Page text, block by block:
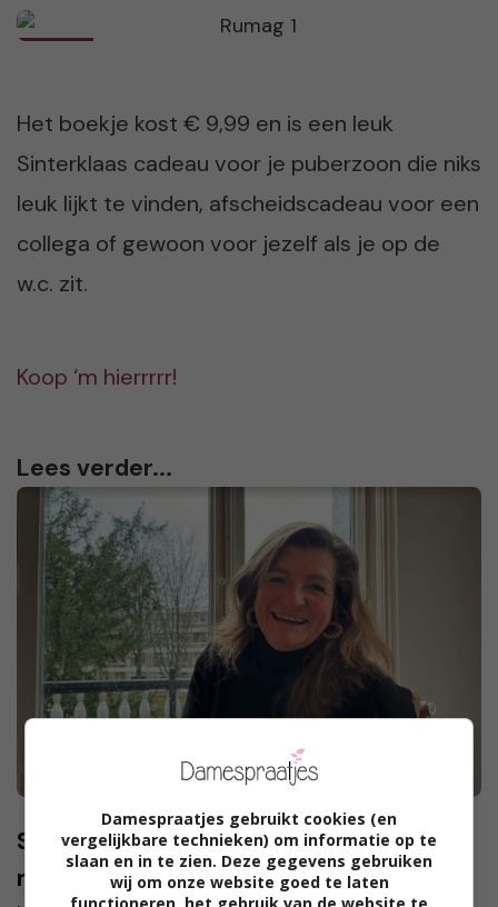
Het boekje kost € 9,99 en is een leuk
Sinterklaas cadeau voor je puberzoon die niks
leuk lijkt te vinden, afscheidscadeau voor een
collega of gewoon voor jezelf als je op de
w.c. zit.
Koop ‘m hierrrrr!
Lees verder...
Sandra kijkt reikhalzend uit naar de
nieuwe Lars Kepler: Nacht
Damespraatjes gebruikt cookies (en
vergelijkbare technieken) om informatie op te
slaan en in te zien. Deze gegevens gebruiken
wij om onze website goed te laten
functioneren, het gebruik van de website te